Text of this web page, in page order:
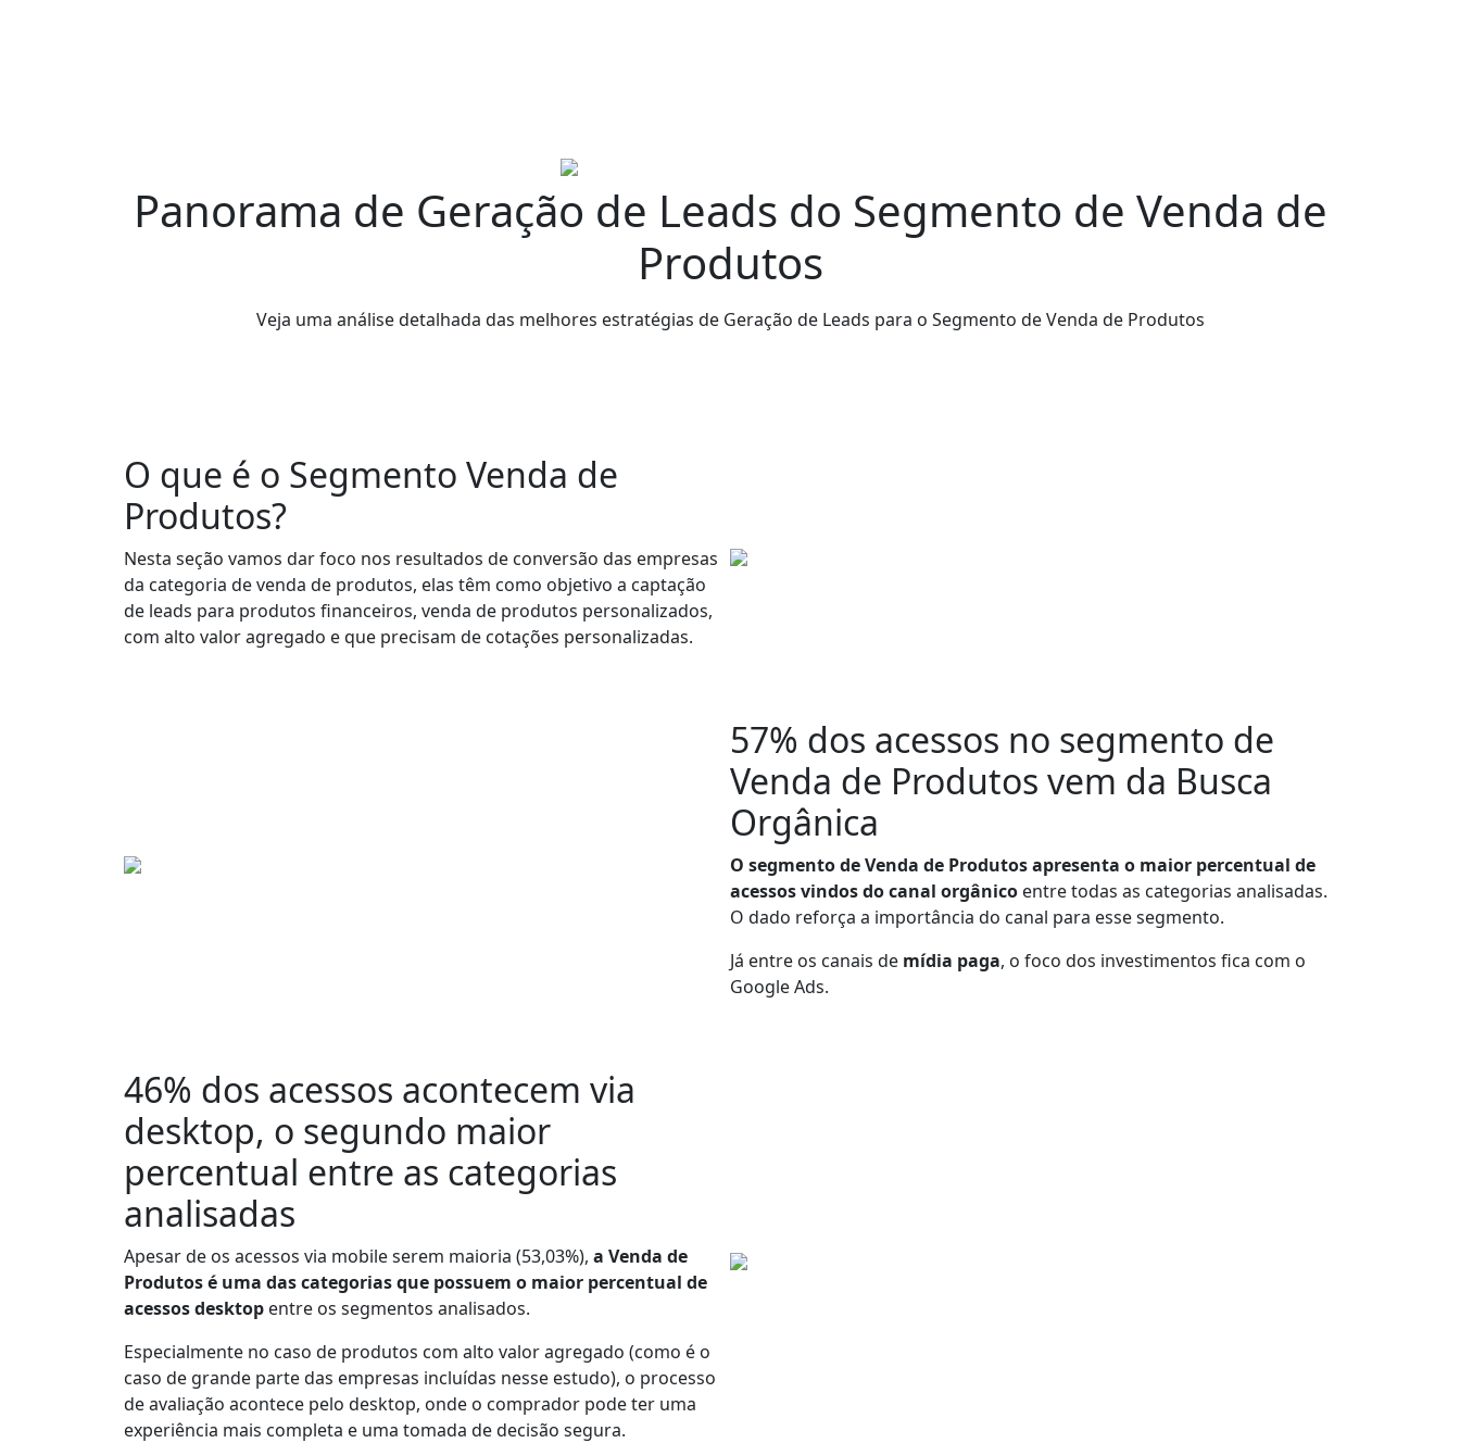
Panorama de Geração de Leads do Segmento de Venda de
Produtos
Veja uma análise detalhada das melhores estratégias de Geração de Leads para o Segmento de Venda de Produtos
O que é o Segmento Venda de
Produtos?
Nesta seção vamos dar foco nos resultados de conversão das empresas
da categoria de venda de produtos, elas têm como objetivo a captação
de leads para produtos financeiros, venda de produtos personalizados,
com alto valor agregado e que precisam de cotações personalizadas.
57% dos acessos no segmento de
Venda de Produtos vem da Busca
Orgânica
O segmento de Venda de Produtos apresenta o maior percentual de
acessos vindos do canal orgânico entre todas as categorias analisadas.
O dado reforça a importância do canal para esse segmento.
Já entre os canais de mídia paga, o foco dos investimentos fica com o
Google Ads.
46% dos acessos acontecem via
desktop, o segundo maior
percentual entre as categorias
analisadas
Apesar de os acessos via mobile serem maioria (53,03%), a Venda de
Produtos é uma das categorias que possuem o maior percentual de
acessos desktop entre os segmentos analisados.
Especialmente no caso de produtos com alto valor agregado (como é o
caso de grande parte das empresas incluídas nesse estudo), o processo
de avaliação acontece pelo desktop, onde o comprador pode ter uma
experiência mais completa e uma tomada de decisão segura.